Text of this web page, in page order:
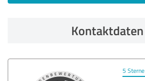
Kontaktdaten
5 Sterne